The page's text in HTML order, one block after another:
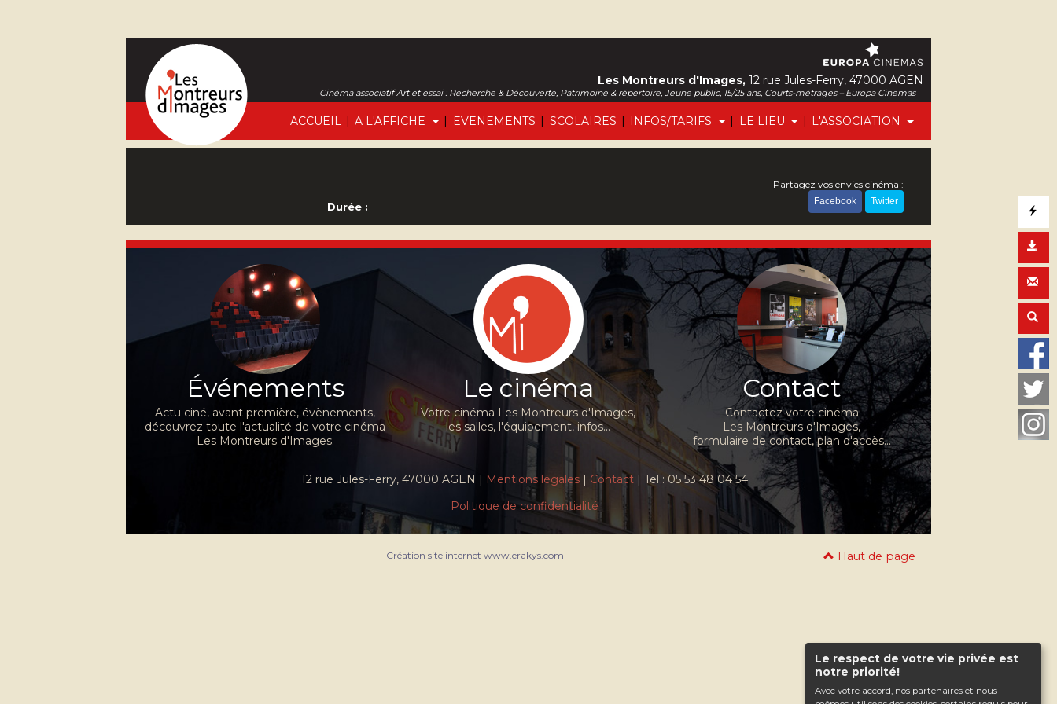
Le respect de votre vie privée est
notre priorité!
Avec votre accord, nos partenaires et nous-
ACCUEIL | A L'AFFICHE | EVENEMENTS | SCOLAIRES | INFOS/TARIFS | LE LIEU | L'ASSOCIATION
Les Montreurs d'Images, 12 rue Jules-Ferry, 47000 AGEN
Cinéma associatif Art et essai : Recherche & Découverte, Patrimoine & répertoire, Jeune public, 15/25 ans, Courts-métrages – Europa Cinemas
Durée :
Partagez vos envies cinéma :
Facebook Twitter
Événements
Actu ciné, avant première, évènements,
découvrez toute l'actualité de votre cinéma
Les Montreurs d'Images.
Le cinéma
Votre cinéma Les Montreurs d'Images,
les salles, l'équipement, infos...
Contact
Contactez votre cinéma
Les Montreurs d'Images,
formulaire de contact, plan d'accès...
12 rue Jules-Ferry, 47000 AGEN | Mentions légales | Contact | Tel : 05 53 48 04 54
Politique de confidentialité
Haut de page
Création site internet www.erakys.com